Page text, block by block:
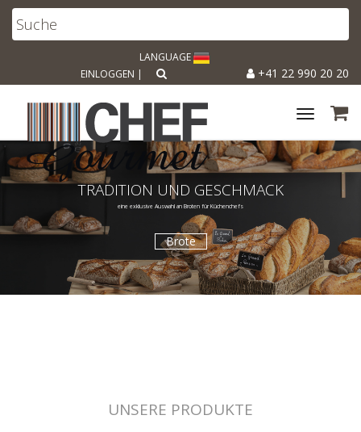
LANGUAGE
+41 22 990 20 20
EINLOGGEN |
Toggle
TRADITION UND GESCHMACK
eine exklusive Auswahl an Broten für Küchenchefs
Brote
UNSERE PRODUKTE